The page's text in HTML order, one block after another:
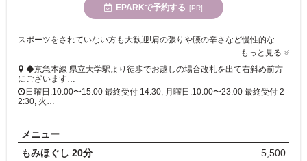
EPARKで予約する [PR]
もっと見る
◆京急本線 県立大学駅より徒歩でお越しの場合改札を出て右斜め前方
にございます…
日曜日:10:00〜15:00 最終受付 14:30, 月曜日:10:00〜23:00 最終受付 2
2:30, 火…
メニュー
もみほぐし 20分
5,500